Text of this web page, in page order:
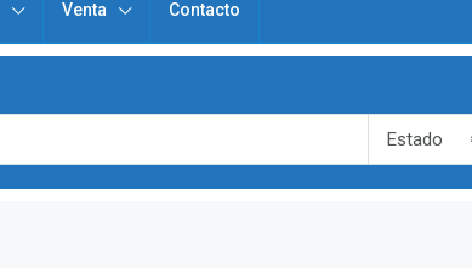
Venta Contacto
Estado